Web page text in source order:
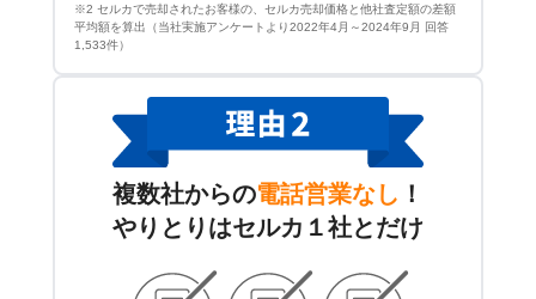
※2 セルカで売却されたお客様の、セルカ売却価格と他社査定額の差額
平均額を算出（当社実施アンケートより2022年4月～2024年9月 回答
1,533件）
複数社からの電話営業なし ！
やりとりはセルカ１社とだけ